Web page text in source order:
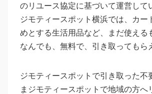
のリユース協定に基づいて運営して
ジモティースポット横浜では、カー
めとする生活用品など、まだ使える
なんでも、無料で、引き取ってもら
ジモティースポットで引き取った不
まジモティースポットで地域の方へ